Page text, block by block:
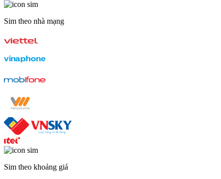
Sim theo nhà mạng
Sim theo khoảng giá